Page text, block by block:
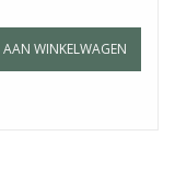
WINKELWAGEN